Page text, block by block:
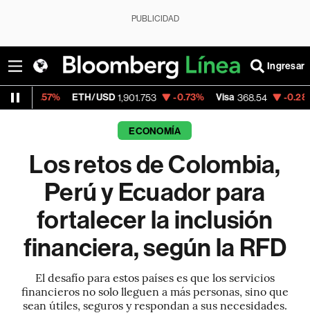
PUBLICIDAD
Ingresar
ETH/USD 1,901.753 -0.73% Visa 368.54 -0.28%
ECONOMÍA
Los retos de Colombia,
Perú y Ecuador para
fortalecer la inclusión
financiera, según la RFD
El desafío para estos países es que los servicios
financieros no solo lleguen a más personas, sino que
sean útiles, seguros y respondan a sus necesidades.